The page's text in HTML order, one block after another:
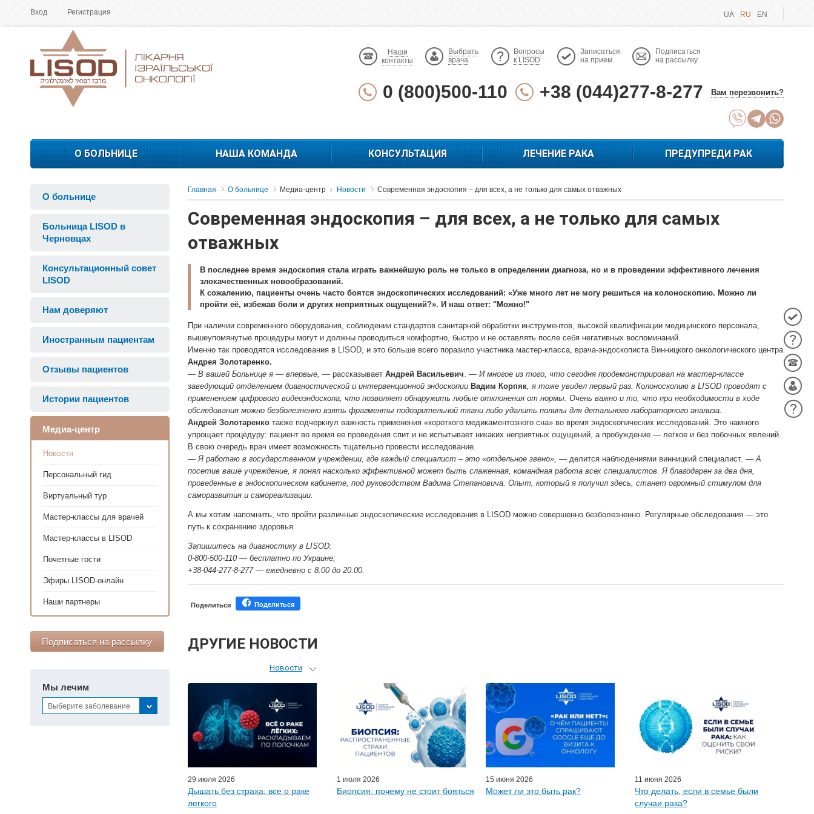
Вход Регистрация UA RU EN
Наши
контакты
Выбрать
врача
Вопросы
к LISOD
Записаться
на прием
Подписаться
на рассылку
0 (800)500-110 +38 (044)277-8-277 Вам перезвонить?
О БОЛЬНИЦЕ НАША КОМАНДА КОНСУЛЬТАЦИЯ ЛЕЧЕНИЕ РАКА ПРЕДУПРЕДИ РАК
О больнице
Больница LISOD в
Черновцах
Консультационный совет
LISOD
Нам доверяют
Иностранным пациентам
Отзывы пациентов
Истории пациентов
Медиа-центр
Новости
Персональный гид
Виртуальный тур
Мастер-классы для врачей
Мастер-классы в LISOD
Почетные гости
Эфиры LISOD-онлайн
Наши партнеры
Подписаться на рассылку
Мы лечим
Выберите заболевание
Главная О больнице Медиа-центр Новости Современная эндоскопия – для всех, а не только для самых отважных
Современная эндоскопия – для всех, а не только для самых
отважных
В последнее время эндоскопия стала играть важнейшую роль не только в определении диагноза, но и в проведении эффективного лечения
злокачественных новообразований.
К сожалению, пациенты очень часто боятся эндоскопических исследований: «Уже много лет не могу решиться на колоноскопию. Можно ли
пройти её, избежав боли и других неприятных ощущений?». И наш ответ: "Можно!"
При наличии современного оборудования, соблюдении стандартов санитарной обработки инструментов, высокой квалификации медицинского персонала,
вышеупомянутые процедуры могут и должны проводиться комфортно, быстро и не оставлять после себя негативных воспоминаний.
Именно так проводятся исследования в LISOD, и это больше всего поразило участника мастер-класса, врача-эндоскописта Винницкого онкологического центра
Андрея Золотаренко.
— В вашей Больнице я — впервые, — рассказывает Андрей Васильевич. — И многое из того, что сегодня продемонстрировал на мастер-классе
заведующий отделением диагностической и интервенционной эндоскопии Вадим Корпяк, я тоже увидел первый раз. Колоноскопию в LISOD проводят с
применением цифрового видеоэндоскопа, что позволяет обнаружить любые отклонения от нормы. Очень важно и то, что при необходимости в ходе
обследования можно безболезненно взять фрагменты подозрительной ткани либо удалить полипы для детального лабораторного анализа.
Андрей Золотаренко также подчеркнул важность применения «короткого медикаментозного сна» во время эндоскопических исследований. Это намного
упрощает процедуру: пациент во время ее проведения спит и не испытывает никаких неприятных ощущений, а пробуждение — легкое и без побочных явлений.
В свою очередь врач имеет возможность тщательно провести исследование.
—Я работаю в государственном учреждении, где каждый специалист – это «отдельное звено», — делится наблюдениями винницкий специалист. —А
посетив ваше учреждение, я понял насколько эффективной может быть слаженная, командная работа всех специалистов. Я благодарен за два дня,
проведенные в эндоскопическом кабинете, под руководством Вадима Степановича. Опыт, который я получил здесь, станет огромный стимулом для
саморазвития и самореализации.
А мы хотим напомнить, что пройти различные эндоскопические исследования в LISOD можно совершенно безболезненно. Регулярные обследования — это
путь к сохранению здоровья.
Запишитесь на диагностику в LISOD:
0-800-500-110 — бесплатно по Украине;
+38-044-277-8-277 — ежедневно с 8.00 до 20.00.
Поделиться Поделиться
ДРУГИЕ НОВОСТИ
Новости
Персональный гид
Мастер-классы для врачей
Почетные гости
Эфиры LISOD-онлайн
Наши партнеры
29 июля 2026
Дышать без страха: все о раке
легкого
1 июля 2026
Биопсия: почему не стоит бояться
15 июня 2026
Может ли это быть рак?
11 июня 2026
Что делать, если в семье были
случаи рака?